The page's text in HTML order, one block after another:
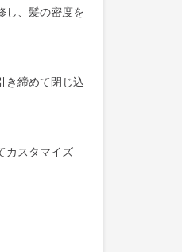
し、髪の密度を
き締めて閉じ込
カスタマイズ